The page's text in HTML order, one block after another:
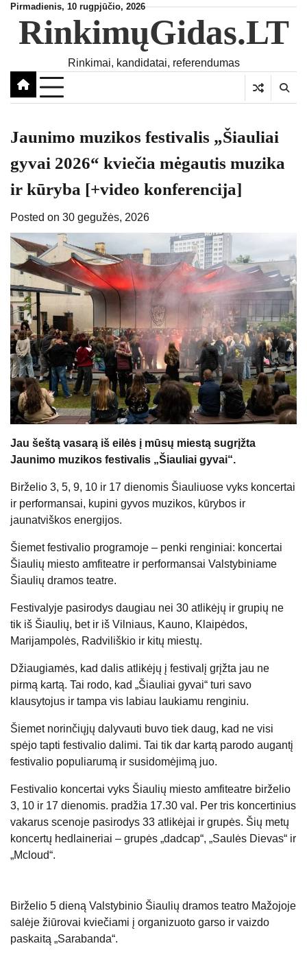
Skip
content
Pirmadienis, 10 rugpjūčio, 2026
RinkimųGidas.LT
Rinkimai, kandidatai, referendumas
Jaunimo muzikos festivalis „Šiauliai
gyvai 2026“ kviečia mėgautis muzika
ir kūryba [+video konferencija]
Posted on 30 gegužės, 2026
Jau šeštą vasarą iš eilės į mūsų miestą sugrįžta
Jaunimo muzikos festivalis „Šiauliai gyvai“.
Birželio 3, 5, 9, 10 ir 17 dienomis Šiauliuose vyks koncertai
ir performansai, kupini gyvos muzikos, kūrybos ir
jaunatviškos energijos.
Šiemet festivalio programoje – penki renginiai: koncertai
Šiaulių miesto amfiteatre ir performansai Valstybiniame
Šiaulių dramos teatre.
Festivalyje pasirodys daugiau nei 30 atlikėjų ir grupių ne
tik iš Šiaulių, bet ir iš Vilniaus, Kauno, Klaipėdos,
Marijampolės, Radviliškio ir kitų miestų.
Džiaugiamės, kad dalis atlikėjų į festivalį grįžta jau ne
pirmą kartą. Tai rodo, kad „Šiauliai gyvai“ turi savo
klausytojus ir tampa vis labiau laukiamu renginiu.
Šiemet norinčiųjų dalyvauti buvo tiek daug, kad ne visi
spėjo tapti festivalio dalimi. Tai tik dar kartą parodo augantį
festivalio populiarumą ir susidomėjimą juo.
Festivalio koncertai vyks Šiaulių miesto amfiteatre birželio
3, 10 ir 17 dienomis. pradžia 17.30 val. Per tris koncertinius
vakarus scenoje pasirodys 33 atlikėjai ir grupės. Šių metų
koncertų hedlaineriai – grupės „dadcap“, „Saulės Dievas“ ir
„Mcloud“.
Birželio 5 dieną Valstybinio Šiaulių dramos teatro Mažojoje
salėje žiūrovai kviečiami į organizuoto garso ir vaizdo
paskaitą „Sarabanda“.